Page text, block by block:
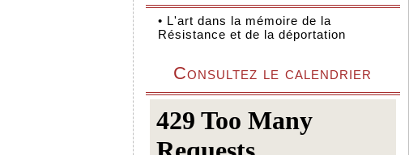
• L'art dans la mémoire de la
Résistance et de la déportation
Consultez le calendrier